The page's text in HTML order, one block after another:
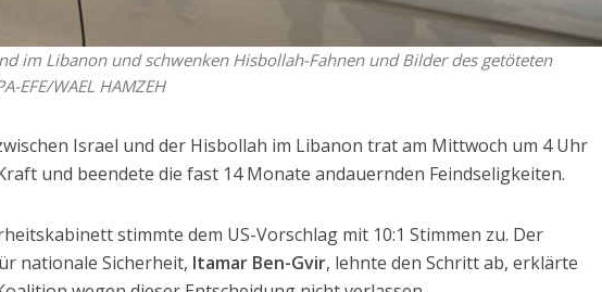
im Libanon und schwenken Hisbollah-Fahnen und Bilder des getöteten
EFE/WAEL HAMZEH
Israel und der Hisbollah im Libanon trat am Mittwoch um 4 Uhr
und beendete die fast 14 Monate andauernden Feindseligkeiten.
stimmte dem US-Vorschlag mit 10:1 Stimmen zu. Der
nationale Sicherheit, Itamar Ben-Gvir, lehnte den Schritt ab, erklärte